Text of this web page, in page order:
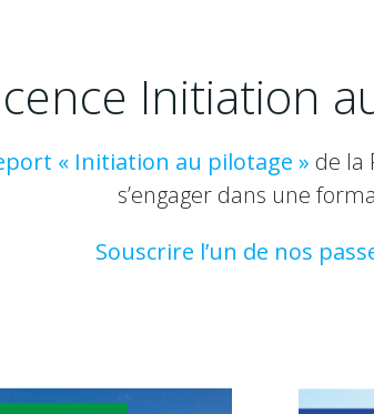
Initiation
« Initiation au pilotage » de la
s’engager dans une
Souscrire l’un de nos